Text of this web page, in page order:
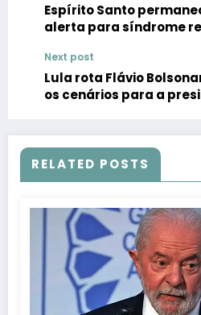
Espírito Santo
alerta para síndrome
Next post
Lula rota Flávio
os cenários para a
RELATED POSTS